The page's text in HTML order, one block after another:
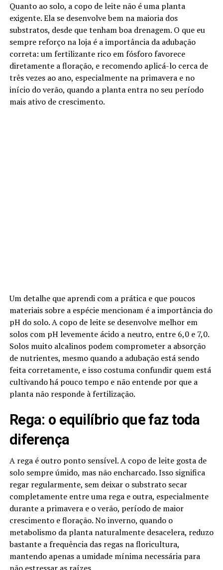
Quanto ao solo, a copo de leite não é uma planta
exigente. Ela se desenvolve bem na maioria dos
substratos, desde que tenham boa drenagem. O que eu
sempre reforço na loja é a importância da adubação
correta: um fertilizante rico em fósforo favorece
diretamente a floração, e recomendo aplicá-lo cerca de
três vezes ao ano, especialmente na primavera e no
início do verão, quando a planta entra no seu período
mais ativo de crescimento.
Um detalhe que aprendi com a prática e que poucos
materiais sobre a espécie mencionam é a importância do
pH do solo. A copo de leite se desenvolve melhor em
solos com pH levemente ácido a neutro, entre 6,0 e 7,0.
Solos muito alcalinos podem comprometer a absorção
de nutrientes, mesmo quando a adubação está sendo
feita corretamente, e isso costuma confundir quem está
cultivando há pouco tempo e não entende por que a
planta não responde à fertilização.
Rega: o equilíbrio que faz toda
diferença
A rega é outro ponto sensível. A copo de leite gosta de
solo sempre úmido, mas não encharcado. Isso significa
regar regularmente, sem deixar o substrato secar
completamente entre uma rega e outra, especialmente
durante a primavera e o verão, período de maior
crescimento e floração. No inverno, quando o
metabolismo da planta naturalmente desacelera, reduzo
bastante a frequência das regas na floricultura,
mantendo apenas a umidade mínima necessária para